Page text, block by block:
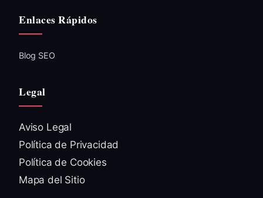
Enlaces Rápidos
Blog SEO
Legal
Aviso Legal
Política de Privacidad
Política de Cookies
Mapa del Sitio